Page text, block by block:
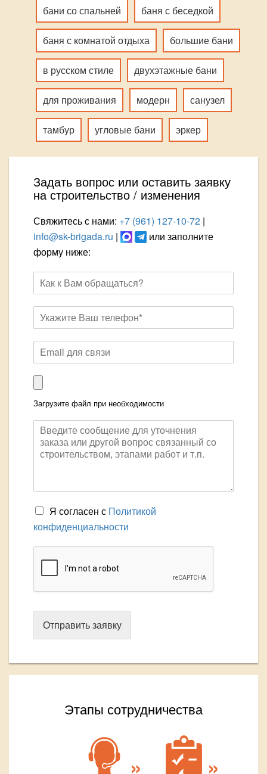
бани со спальней баня с беседкой
баня с комнатой отдыха большие бани
в русском стиле двухэтажные бани
для проживания модерн санузел
тамбур угловые бани эркер
Задать вопрос или оставить заявку
на строительство / изменения
Свяжитесь с нами: +7 (961) 127-10-72 |
info@sk-brigada.ru |
или заполните
форму ниже:
Загрузите файл при необходимости
Я согласен с Политикой
конфиденциальности
Отправить заявку
Этапы сотрудничества